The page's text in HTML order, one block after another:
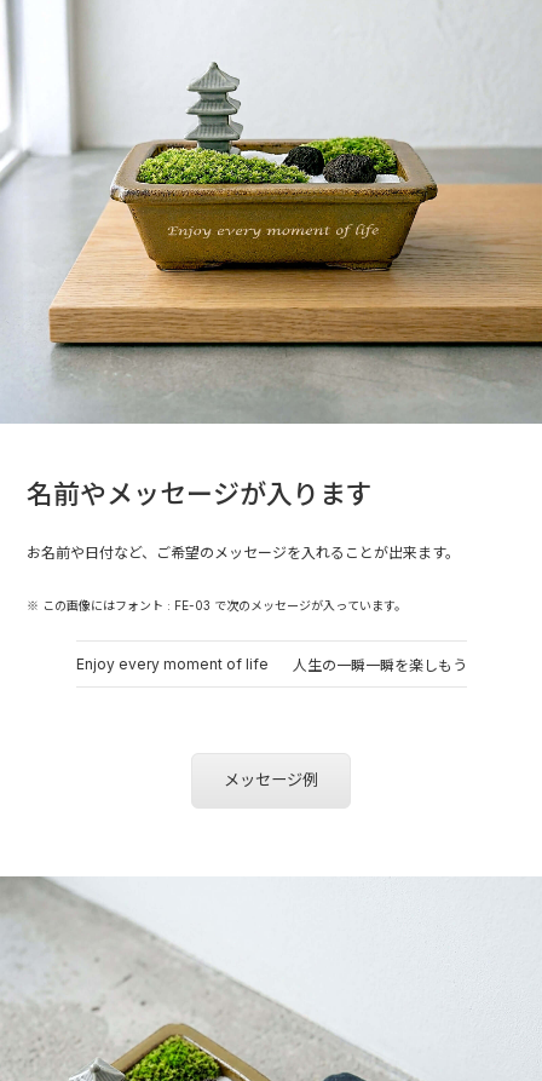
名前やメッセージが入ります
お名前や日付など、ご希望のメッセージを入れることが出来ます。
※ この画像にはフォント : FE-03 で次のメッセージが入っています。
Enjoy every moment of life 人生の一瞬一瞬を楽しもう
メッセージ例